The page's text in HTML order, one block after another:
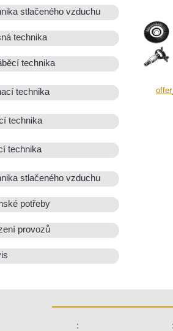
stlačeného vzduchu
technika
technika
technika
technika
technika
stlačeného vzduchu
potřeby
provozů
: